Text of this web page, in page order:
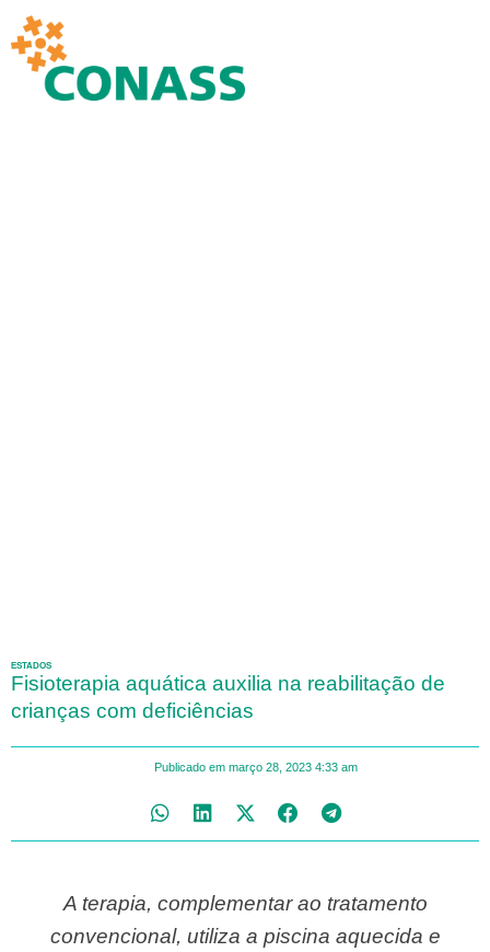
ESTADOS
Fisioterapia aquática auxilia na reabilitação de
crianças com deficiências
Publicado em março 28, 2023 4:33 am
A terapia, complementar ao tratamento
convencional, utiliza a piscina aquecida e